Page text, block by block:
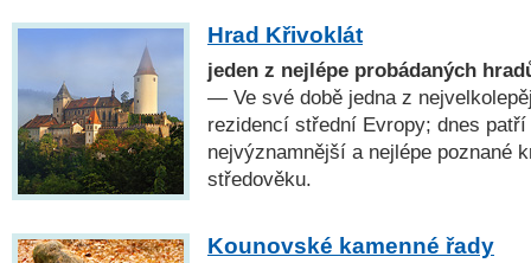
Hrad Křivoklát
jeden z nejlépe probádaných
— Ve své době jedna z
rezidencí střední Evropy; dnes
nejvýznamnější a nejlépe poznané
středověku.
Kounovské kamenné řady